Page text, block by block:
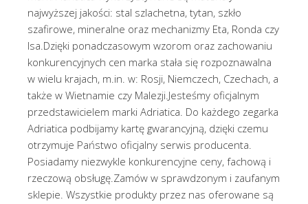
najwyższej jakości: stal szlachetna, tytan, szkło
szafirowe, mineralne oraz mechanizmy Eta, Ronda czy
Isa.Dzięki ponadczasowym wzorom oraz zachowaniu
konkurencyjnych cen marka stała się rozpoznawalna
w wielu krajach, m.in. w: Rosji, Niemczech, Czechach, a
także w Wietnamie czy Malezji.Jesteśmy oficjalnym
przedstawicielem marki Adriatica. Do każdego zegarka
Adriatica podbijamy kartę gwarancyjną, dzięki czemu
otrzymuje Państwo oficjalny serwis producenta.
Posiadamy niezwykle konkurencyjne ceny, fachową i
rzeczową obsługę.Zamów w sprawdzonym i zaufanym
sklepie. Wszystkie produkty przez nas oferowane są